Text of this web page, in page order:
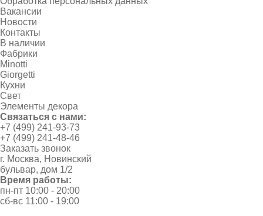
Вакансии
Новости
Контакты
В наличии
Фабрики
Minotti
Giorgetti
Кухни
Свет
Элементы декора
Связаться с нами:
+7 (499) 241-93-73
+7 (499) 241-48-46
Заказать звонок
г. Москва, Новинский
бульвар, дом 1/2
Время работы:
пн-пт 10:00 - 20:00
сб-вс 11:00 - 19:00